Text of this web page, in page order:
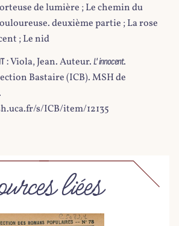
de lumière ; Le chemin du
deuxième partie ; La rose
; Le nid
:Viola, Jean. Auteur. L' innocent.
Bastaire (ICB). MSH de
s/ICB/item/12135
liées